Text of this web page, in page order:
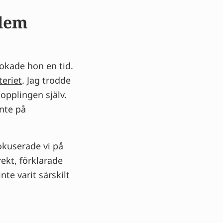
hon en tid.
. Jag trodde
själv.
på
vi på
förklarade
varit särskilt